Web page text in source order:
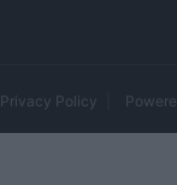
Privacy Policy